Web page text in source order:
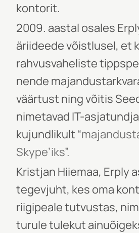
kontorit.
2009. aastal osales
äriideede võistlusel, et
rahvusvaheliste
nende
väärtust ning võitis
nimetavad IT-
kujundlikult
Skype’iks”.
Kristjan Hiiemaa, Erply
tegevjuht, kes oma
riigipeale tutvustas,
turule tulekut